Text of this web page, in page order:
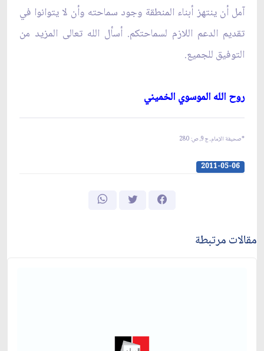
آمل أن ينتهز أبناء المنطقة وجود سماحته وأن لا يتوانوا في
تقديم الدعم اللازم لسماحتكم. أسأل الله تعالى المزيد من
التوفيق للجميع.
روح الله الموسوي الخميني‏
*صحيفة الإمام، ج‏9، ص: 280
2011-05-06
مقالات مرتبطة